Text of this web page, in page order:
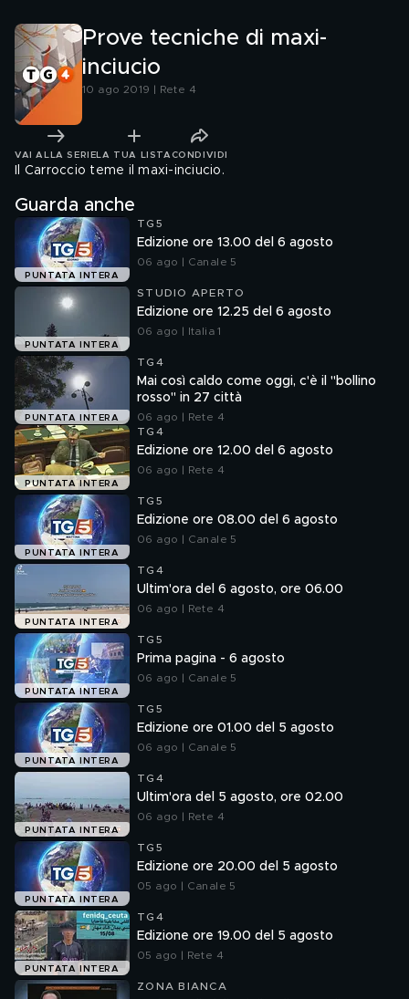
Prove tecniche di maxi-
inciucio
10 ago 2019 | Rete 4
VAI ALLA SERIE LA TUA LISTA CONDIVIDI
Il Carroccio teme il maxi-inciucio.
Guarda anche
PUNTATA INTERA
TG5
Edizione ore 13.00 del 6 agosto
06 ago | Canale 5
PUNTATA INTERA
STUDIO APERTO
Edizione ore 12.25 del 6 agosto
06 ago | Italia 1
PUNTATA INTERA
TG4
Mai così caldo come oggi, c'è il "bollino
rosso" in 27 città
06 ago | Rete 4
PUNTATA INTERA
TG4
Edizione ore 12.00 del 6 agosto
06 ago | Rete 4
PUNTATA INTERA
TG5
Edizione ore 08.00 del 6 agosto
06 ago | Canale 5
PUNTATA INTERA
TG4
Ultim'ora del 6 agosto, ore 06.00
06 ago | Rete 4
PUNTATA INTERA
TG5
Prima pagina - 6 agosto
06 ago | Canale 5
PUNTATA INTERA
TG5
Edizione ore 01.00 del 5 agosto
06 ago | Canale 5
PUNTATA INTERA
TG4
Ultim'ora del 5 agosto, ore 02.00
06 ago | Rete 4
PUNTATA INTERA
TG5
Edizione ore 20.00 del 5 agosto
05 ago | Canale 5
PUNTATA INTERA
TG4
Edizione ore 19.00 del 5 agosto
05 ago | Rete 4
ZONA BIANCA